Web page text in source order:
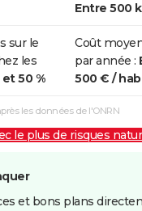
2009 27/01/2009
Entre 500
sur le
les
50 %
Coût
par année :
500 € /
les données de l'ONRN
le plus de risques
et bons plans